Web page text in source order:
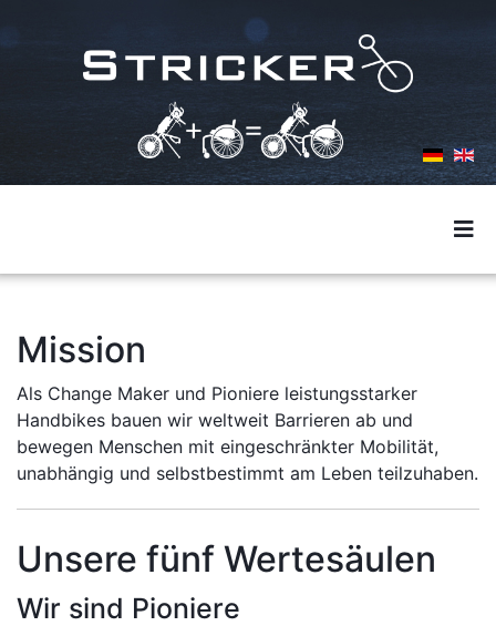
Mission
Als Change Maker und Pioniere leistungsstarker
Handbikes bauen wir weltweit Barrieren ab und
bewegen Menschen mit eingeschränkter Mobilität,
unabhängig und selbstbestimmt am Leben teilzuhaben.
Unsere fünf Wertesäulen
Wir sind Pioniere